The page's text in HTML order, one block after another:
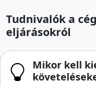
Tudnivalók a
eljárásokról
Mikor kell